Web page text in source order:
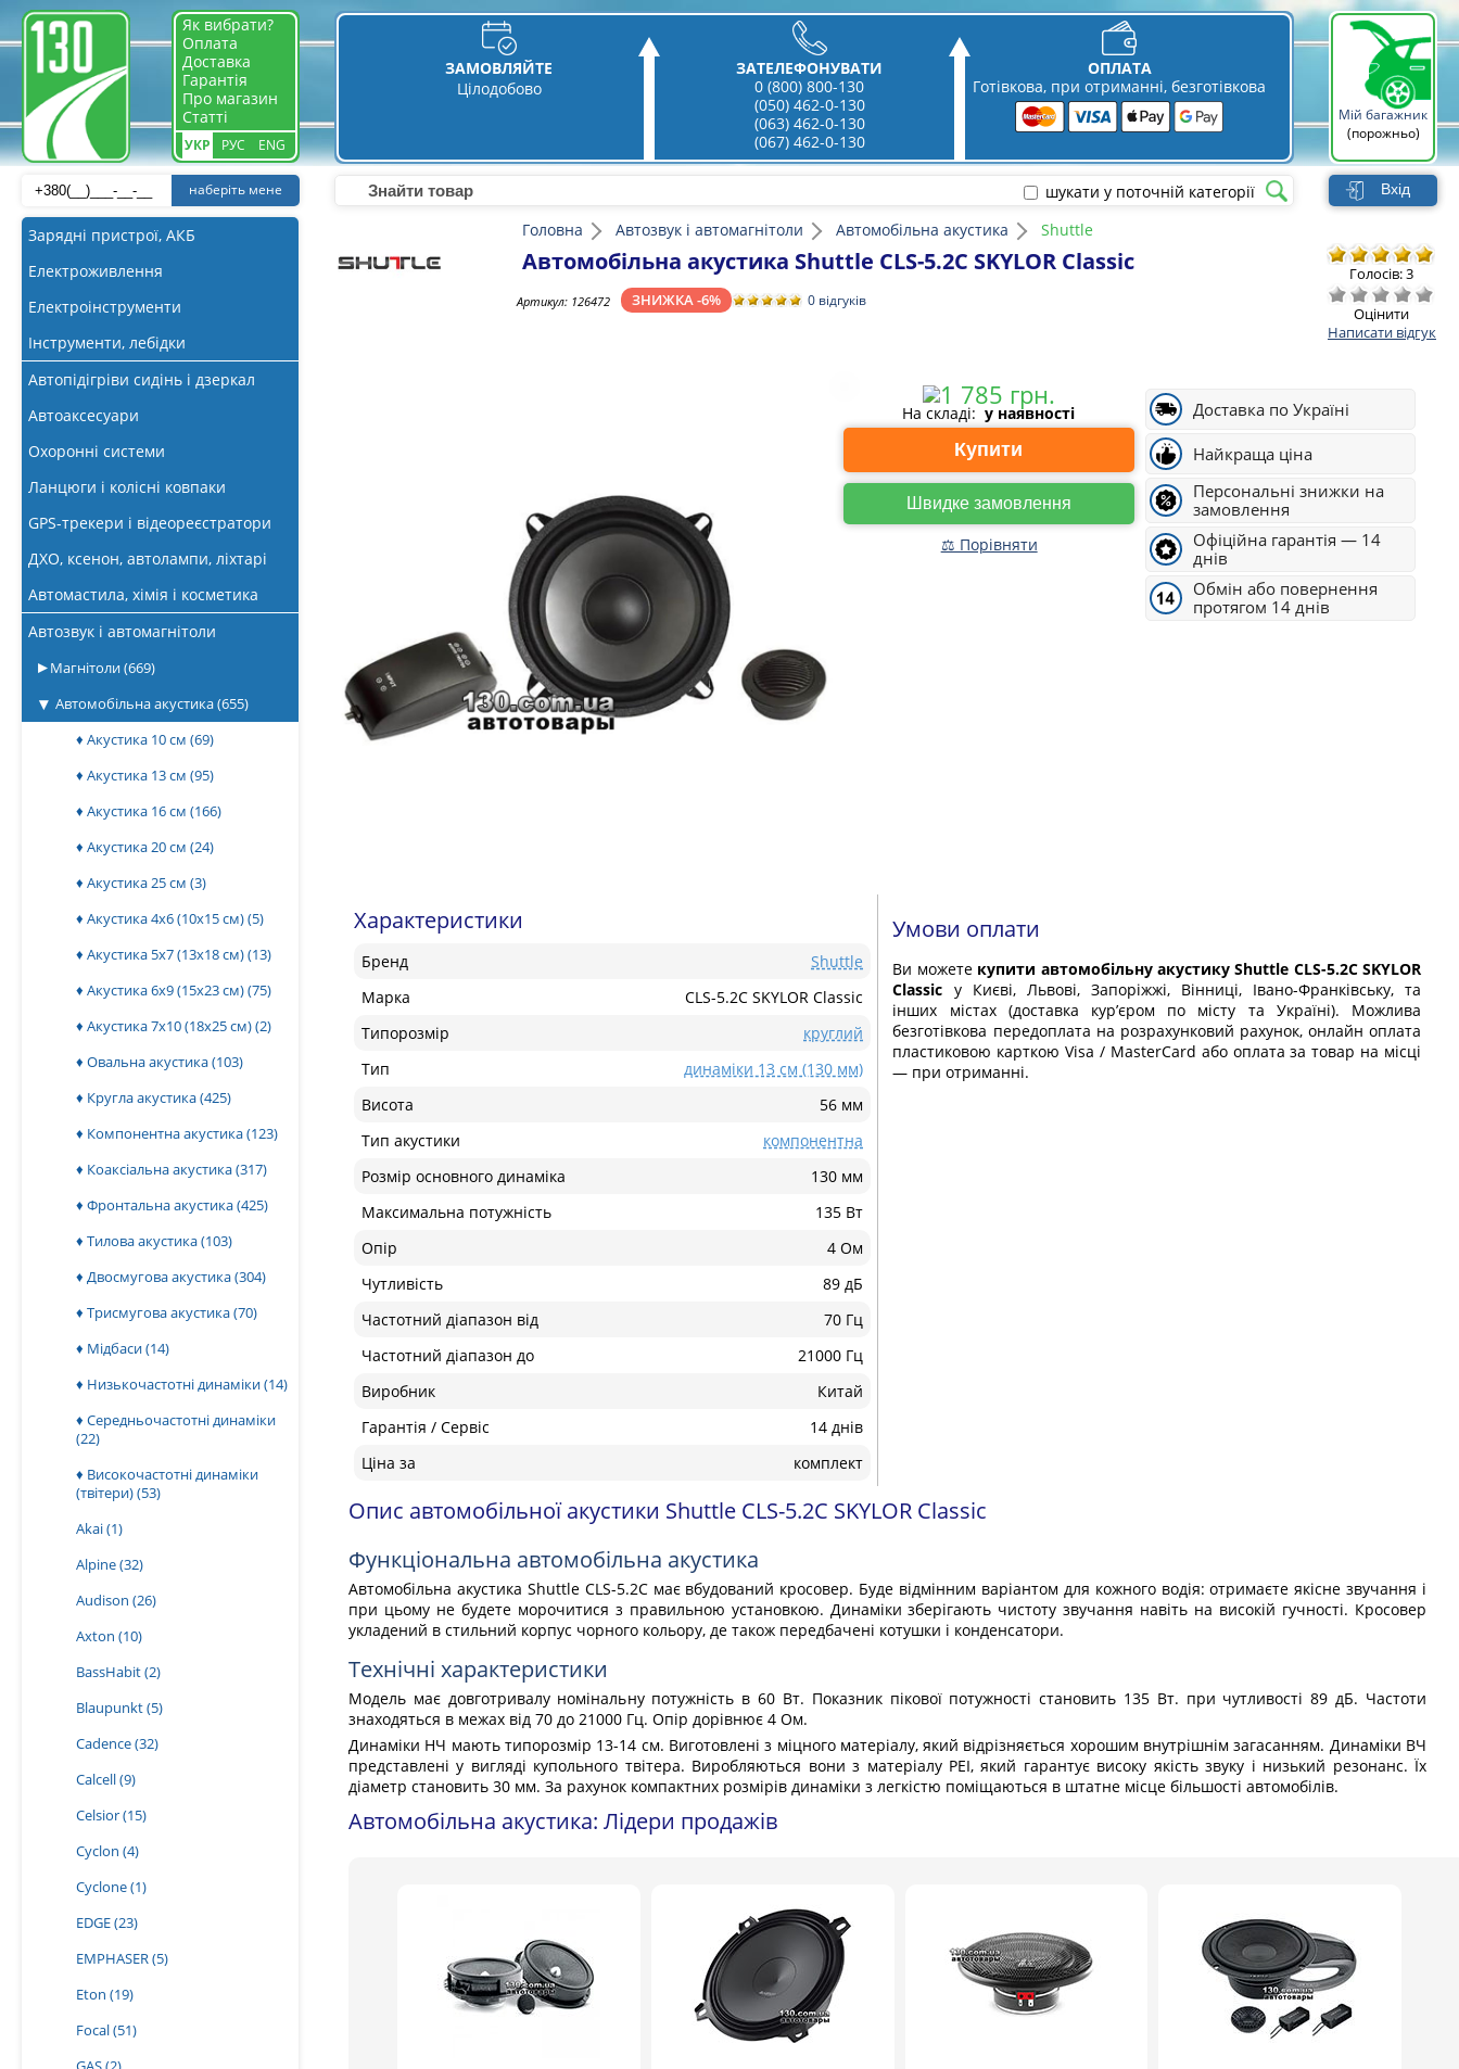
Як вибрати?
Оплата
Доставка
Гарантія
Про магазин
Статті
УКР РУС ENG
наберіть мене
ЗАМОВЛЯЙТЕ
Цілодобово
ЗАТЕЛЕФОНУВАТИ
0 (800) 800-130
(050) 462-0-130
(063) 462-0-130
(067) 462-0-130
ОПЛАТА
Готівкова, при отриманні, безготівкова
шукати у поточній категорії
Мій багажник
(порожньо)
Вхід
Зарядні пристрої, АКБ
Електроживлення
Електроінструменти
Інструменти, лебідки
Автопідігріви сидінь і дзеркал
Автоаксесуари
Охоронні системи
Ланцюги і колісні ковпаки
GPS-трекери і відеореєстратори
ДХО, ксенон, автолампи, ліхтарі
Автомастила, хімія і косметика
Автозвук і автомагнітоли
Магнітоли(669)
Автомобільна акустика(655)
♦ Акустика 10 см (69)
♦ Акустика 13 см (95)
♦ Акустика 16 см (166)
♦ Акустика 20 см (24)
♦ Акустика 25 см (3)
♦ Акустика 4x6 (10х15 см)(5)
♦ Акустика 5x7 (13х18 см)(13)
♦ Акустика 6x9 (15х23 см)(75)
♦ Акустика 7x10 (18х25 см)(2)
♦ Овальна акустика(103)
♦ Кругла акустика(425)
♦ Компонентна акустика(123)
♦ Коаксіальна акустика(317)
♦ Фронтальна акустика(425)
♦ Тилова акустика(103)
♦ Двосмугова акустика(304)
♦ Трисмугова акустика(70)
♦ Мідбаси(14)
♦ Низькочастотні динаміки(14)
♦ Середньочастотні динаміки
(22)
♦ Високочастотні динаміки
(твітери)(53)
Akai(1)
Alpine(32)
Audison (26)
Axton (10)
BassHabit(2)
Blaupunkt(5)
Cadence(32)
Calcell(9)
Celsior(15)
Cyclon (4)
Cyclone(1)
EDGE(23)
EMPHASER(5)
Eton (19)
Focal(51)
Головна Автозвук і автомагнітоли Автомобільна акустика Shuttle
Автомобільна акустика Shuttle CLS-5.2C SKYLOR Classic
Артикул: 126472 ЗНИЖКА -6% 0 відгуків
Голосів: 3
Оцінити
Написати відгук
На складі:у наявності
Купити
Швидке замовлення
⚖ Порівняти
Доставка по Україні
Найкраща ціна
Персональні знижки на
замовлення
Офіційна гарантія — 14
днів
Обмін або повернення
протягом 14 днів
Характеристики
Бренд
Shuttle
Марка
CLS-5.2C SKYLOR Classic
Типорозмір
круглий
Тип
динаміки 13 см (130 мм)
Висота
56 мм
Тип акустики
компонентна
Розмір основного динаміка
130 мм
Максимальна потужність
135 Вт
Опір
4 Ом
Чутливість
89 дБ
Частотний діапазон від
70 Гц
Частотний діапазон до
21000 Гц
Виробник
Китай
Гарантія / Сервіс
14 днів
Ціна за
комплект
Умови оплати
Ви можете купити автомобільну акустику Shuttle CLS-5.2C SKYLOR
Classic у Києві, Львові, Запоріжжі, Вінниці, Івано-Франківську, та
інших містах (доставка кур’єром по місту та Україні). Можлива
безготівкова передоплата на розрахунковий рахунок, онлайн оплата
пластиковою карткою Visa / MasterCard або оплата за товар на місці
— при отриманні.
Опис автомобільної акустики Shuttle CLS-5.2C SKYLOR Classic
Функціональна автомобільна акустика
Автомобільна акустика Shuttle CLS-5.2C має вбудований кросовер. Буде відмінним варіантом для кожного водія: отримаєте якісне звучання і
при цьому не будете морочитися з правильною установкою. Динаміки зберігають чистоту звучання навіть на високій гучності. Кросовер
укладений в стильний корпус чорного кольору, де також передбачені котушки і конденсатори.
Технічні характеристики
Модель має довготривалу номінальну потужність в 60 Вт. Показник пікової потужності становить 135 Вт. при чутливості 89 дБ. Частоти
знаходяться в межах від 70 до 21000 Гц. Опір дорівнює 4 Ом.
Динаміки НЧ мають типорозмір 13-14 см. Виготовлені з міцного матеріалу, який відрізняється хорошим внутрішнім загасанням. Динаміки ВЧ
представлені у вигляді купольного твітера. Виробляються вони з матеріалу PEI, який гарантує високу якість звуку і низький резонанс. Їх
діаметр становить 30 мм. За рахунок компактних розмірів динаміки з легкістю поміщаються в штатне місце більшості автомобілів.
Автомобільна акустика: Лідери продажів